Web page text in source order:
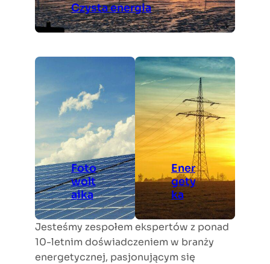
Czysta energia
Foto
wolt
aika
Ener
gety
ka
Jesteśmy zespołem ekspertów z ponad
10-letnim doświadczeniem w branży
energetycznej, pasjonującym się